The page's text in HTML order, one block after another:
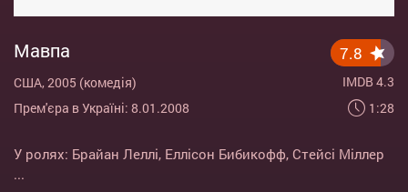
Мавпа
США, 2005 (комедія)
Прем'єра в Україні: 8.01.2008
7.8
IMDB 4.3
1:28
У ролях: Брайан Леллі, Еллісон Бибикофф, Стейсі Міллер
...